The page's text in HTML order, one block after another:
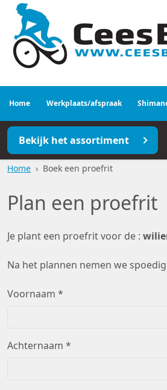
Home Werkplaats/afspraak
Bekijk het assortiment
Home Boek een proefrit
Plan een proefrit
Je plant een proefrit voor de :
Na het plannen nemen we
Voornaam *
Achternaam *